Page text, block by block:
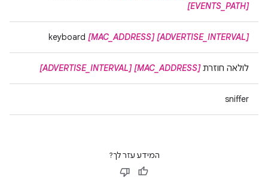
[EVENTS_PATH]
keyboard [MAC_ADDRESS] [ADVERTISE_INTERVAL]
לולאה חוזרת[MAC_ADDRESS]
[ADVERTISE_INTERVAL]
sniffer
המידע עזר לך?